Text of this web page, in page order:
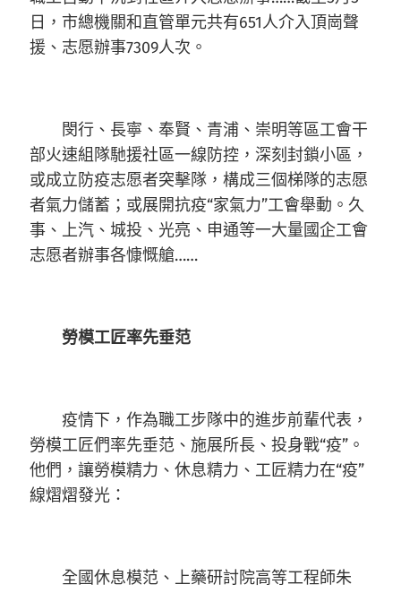
日，市總機關和直管單元共有651人介入頂崗聲
援、志愿辦事7309人次。
閔行、長寧、奉賢、青浦、崇明等區工會干
部火速組隊馳援社區一線防控，深刻封鎖小區，
或成立防疫志愿者突擊隊，構成三個梯隊的志愿
者氣力儲蓄；或展開抗疫“家氣力”工會舉動。久
事、上汽、城投、光亮、申通等一大量國企工會
志愿者辦事各慷慨艙……
勞模工匠率先垂范
疫情下，作為職工步隊中的進步前輩代表，
勞模工匠們率先垂范、施展所長、投身戰“疫”。
他們，讓勞模精力、休息精力、工匠精力在“疫”
線熠熠發光：
全國休息模范、上藥研討院高等工程師朱